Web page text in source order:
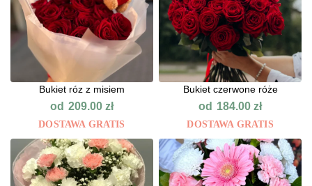
Bukiet róz z misiem
od 209.00 zł
DOSTAWA GRATIS
Bukiet czerwone róże
od 184.00zł
DOSTAWA GRATIS